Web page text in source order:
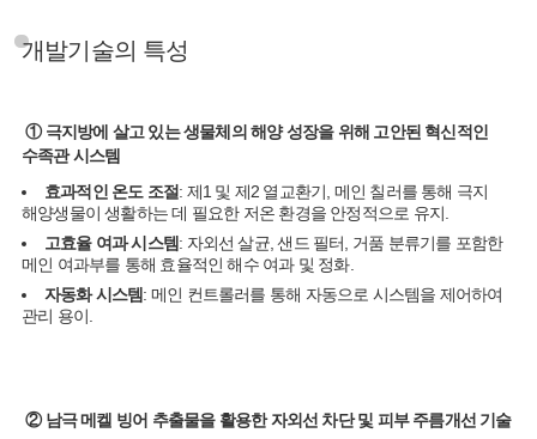
개발기술의 특성
① 극지방에 살고 있는 생물체의 해양 성장을 위해 고안된 혁신적인
수족관 시스템
효과적인 온도 조절: 제1 및 제2 열교환기, 메인 칠러를 통해 극지
해양생물이 생활하는 데 필요한 저온 환경을 안정적으로 유지.
고효율 여과 시스템: 자외선 살균, 샌드 필터, 거품 분류기를 포함한
메인 여과부를 통해 효율적인 해수 여과 및 정화.
자동화 시스템: 메인 컨트롤러를 통해 자동으로 시스템을 제어하여
관리 용이.
② 남극 메켈 빙어 추출물을 활용한 자외선 차단 및 피부 주름개선 기술